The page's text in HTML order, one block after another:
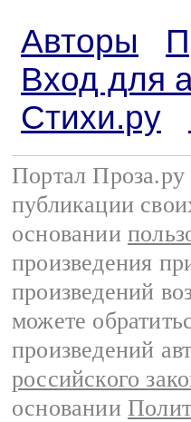
Авторы
Вход для
Стихи.ру
Портал Проза.ру
публикации
основании
произведения
произведений
можете
произведений
российского
основании